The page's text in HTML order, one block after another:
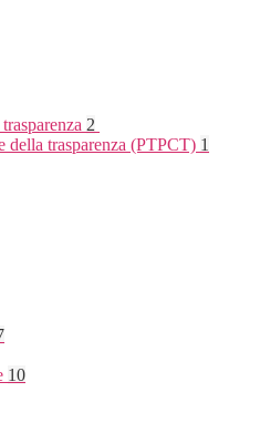
2
della trasparenza (PTPCT) 1
10